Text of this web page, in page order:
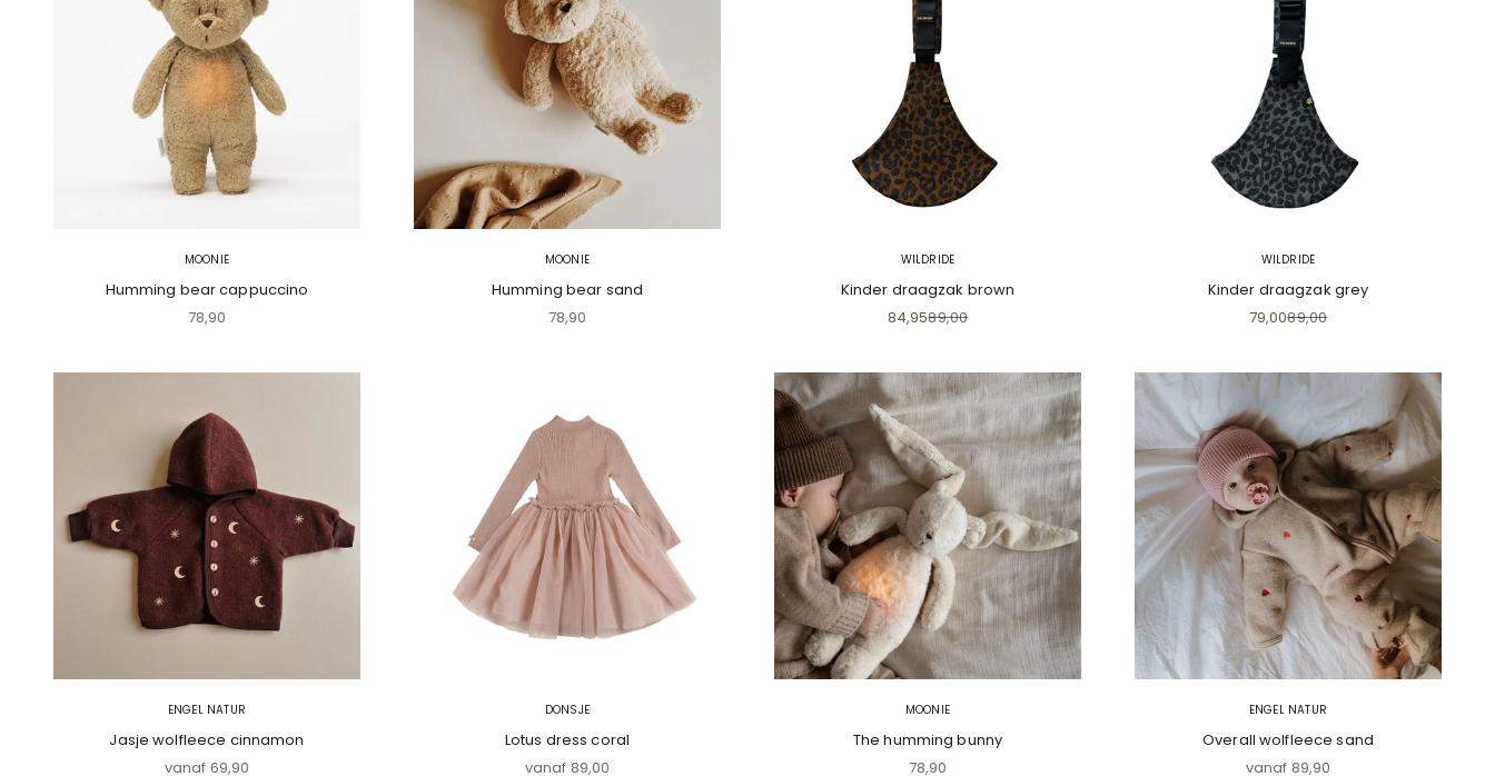
MOONIE
Humming bear cappuccino
Aanbiedingsprijs
78,90
MOONIE
Humming bear sand
Aanbiedingsprijs
78,90
WILDRIDE
Kinder draagzak brown
Aanbiedingsprijs
84,95Normale prijs
89,00
WILDRIDE
Kinder draagzak grey
Aanbiedingsprijs
79,00Normale prijs
89,00
ENGEL NATUR
Jasje wolfleece cinnamon
Aanbiedingsprijs
vanaf 69,90
DONSJE
Lotus dress coral
Aanbiedingsprijs
vanaf 89,00
MOONIE
The humming bunny
Aanbiedingsprijs
78,90
ENGEL NATUR
Overall wolfleece sand
Aanbiedingsprijs
vanaf 89,90